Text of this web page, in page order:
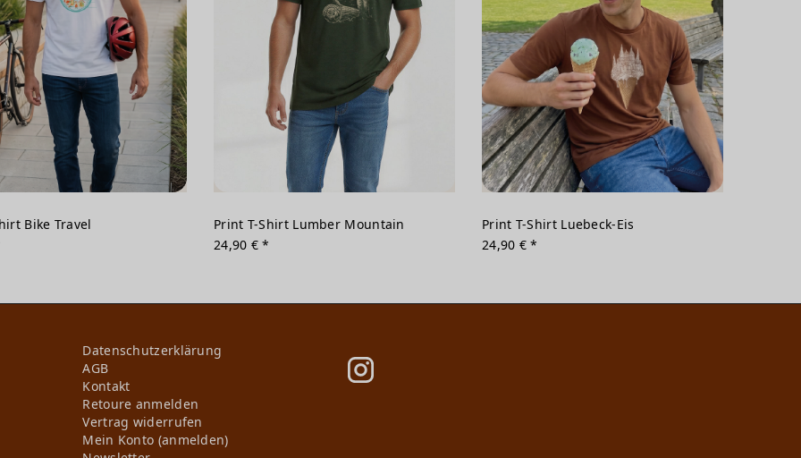
Bike Travel
Print T-Shirt Lumber Mountain
24,90 € *
Print T-Shirt Luebeck-Eis
24,90 € *
Daten­schutz­erklärung
AGB
Kontakt
Retoure anmelden
Vertrag widerrufen
Mein Konto (anmelden)